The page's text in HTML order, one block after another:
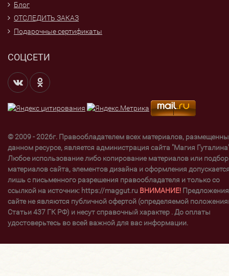
Блог
ОТСЛЕДИТЬ ЗАКАЗ
Подарочные сертификаты
СОЦСЕТИ
© 2009 - 2026г. Правообладателем всех материалов,
данном ресурсе, является администрация сайта "Магия
Любое использование либо копирование материалов или
материалов сайта, элементов дизайна и оформления
лишь с письменного разрешения правообладателя и только со
ссылкой на источник: https://maggut.ru ВНИМАНИЕ!
сайте не являются публичной офертой (определяемой
Статьи 437 ГК РФ) и несут справочный характер . До оплаты
удостоверьтесь во всей важной для вас информации.